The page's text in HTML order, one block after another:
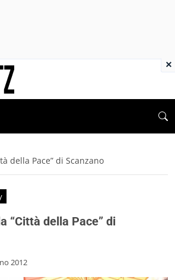
della Pace” di Scanzano
“Città della Pace” di
2012
×